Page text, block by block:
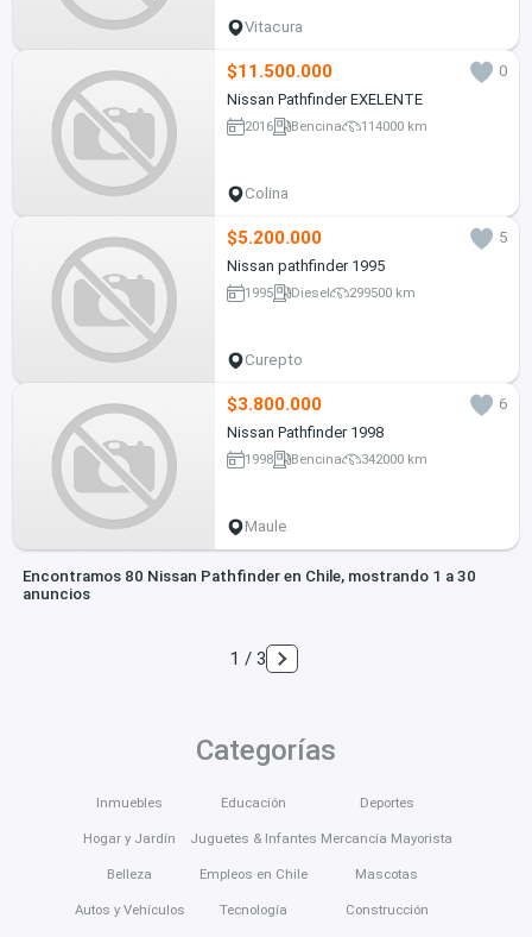
Vitacura
$11.500.000
0
Nissan Pathfinder EXELENTE
2016 Bencina 114000 km
Colina
$5.200.000
5
Nissan pathfinder 1995
1995 Diesel 299500 km
Curepto
$3.800.000
6
Nissan Pathfinder 1998
1998 Bencina 342000 km
Maule
Encontramos 80 Nissan Pathfinder en Chile, mostrando 1 a 30
anuncios
1 / 3
Categorías
Inmuebles
Hogar y Jardín
Belleza
Autos y Vehículos
Educación
Juguetes & Infantes
Empleos en Chile
Tecnología
Deportes
Mercancía Mayorista
Mascotas
Construcción